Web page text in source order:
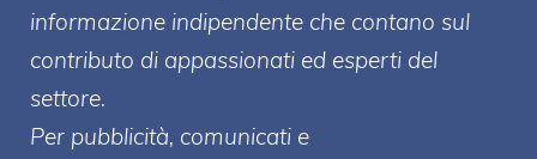
informazione indipendente che contano sul
contributo di appassionati ed esperti del
settore.
Per pubblicità, comunicati e